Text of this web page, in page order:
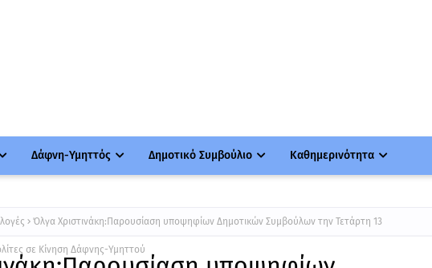
Δάφνη-Υμηττός Δημοτικό Συμβούλιο Καθημερινότητα
Όλγα Χριστινάκη:Παρουσίαση υποψηφίων Δημοτικών Συμβούλων την Τετάρτη 13
σε Κίνηση Δάφνης-Υμηττού